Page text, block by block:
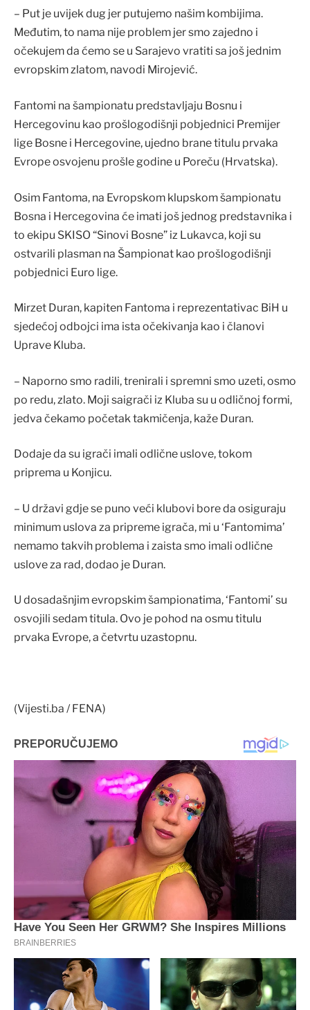
– Put je uvijek dug jer putujemo našim kombijima.
Međutim, to nama nije problem jer smo zajedno i
očekujem da ćemo se u Sarajevo vratiti sa još jednim
evropskim zlatom, navodi Mirojević.
Fantomi na šampionatu predstavljaju Bosnu i
Hercegovinu kao prošlogodišnji pobjednici Premijer
lige Bosne i Hercegovine, ujedno brane titulu prvaka
Evrope osvojenu prošle godine u Poreču (Hrvatska).
Osim Fantoma, na Evropskom klupskom šampionatu
Bosna i Hercegovina će imati još jednog predstavnika i
to ekipu SKISO “Sinovi Bosne” iz Lukavca, koji su
ostvarili plasman na Šampionat kao prošlogodišnji
pobjednici Euro lige.
Mirzet Duran, kapiten Fantoma i reprezentativac BiH u
sjedećoj odbojci ima ista očekivanja kao i članovi
Uprave Kluba.
– Naporno smo radili, trenirali i spremni smo uzeti, osmo
po redu, zlato. Moji saigrači iz Kluba su u odličnoj formi,
jedva čekamo početak takmičenja, kaže Duran.
Dodaje da su igrači imali odlične uslove, tokom
priprema u Konjicu.
– U državi gdje se puno veći klubovi bore da osiguraju
minimum uslova za pripreme igrača, mi u ‘Fantomima’
nemamo takvih problema i zaista smo imali odlične
uslove za rad, dodao je Duran.
U dosadašnjim evropskim šampionatima, ‘Fantomi’ su
osvojili sedam titula. Ovo je pohod na osmu titulu
prvaka Evrope, a četvrtu uzastopnu.
(Vijesti.ba / FENA)